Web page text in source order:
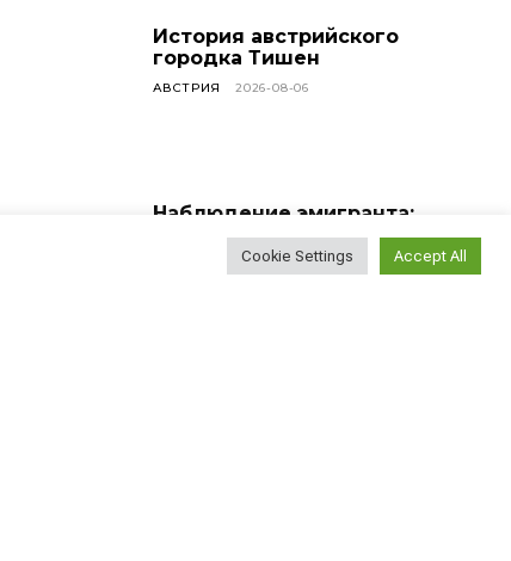
История австрийского
городка Тишен
АВСТРИЯ 2026-08-06
Наблюдение эмигранта:
насколько сложно
найти новых друзей?
Cookie Settings Accept All